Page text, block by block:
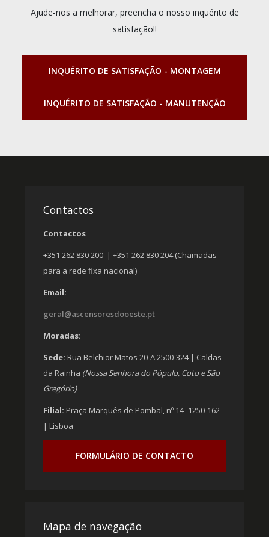
Ajude-nos a melhorar, preencha o nosso inquérito de
satisfação!!
INQUÉRITO DE SATISFAÇÃO - MONTAGEM
INQUÉRITO DE SATISFAÇÃO - MANUTENÇÃO
Contactos
Contactos
+351 262 830 200 | +351 262 830 204 (Chamadas
para a rede fixa nacional)
Email:
geral@ascensoresdooeste.pt
Moradas:
Sede: Rua Belchior Matos 20-A 2500-324 | Caldas
da Rainha (Nossa Senhora do Pópulo, Coto e São
Gregório)
Filial: Praça Marquês de Pombal, nº 14- 1250-162
| Lisboa
FORMULÁRIO DE CONTACTO
Mapa de navegação